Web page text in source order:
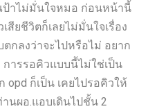
าไม่มั่นใจหมอ ก่อนหน้านี้
ยชีวิตก็เลยไม่มั่นใจเรื่อง
กลงว่าจะไปหรือไม่ อยาก
ารรอคิวแบบนี้ไม่ใช่เป็น
ก็เป็น เคยไปรอคิวให้
นผอ.แอบเดินไปชั้น 2